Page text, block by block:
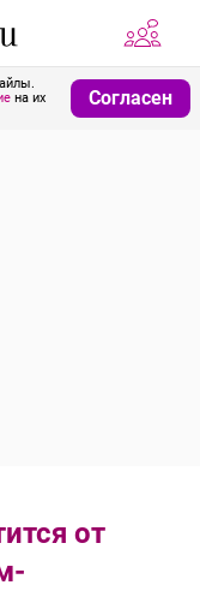
на их
Согласен
от